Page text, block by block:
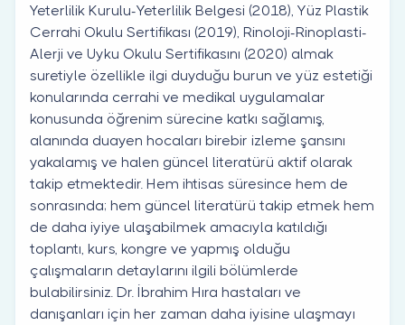
Yeterlilik Kurulu-Yeterlilik Belgesi (2018), Yüz Plastik
Cerrahi Okulu Sertifikası (2019), Rinoloji-Rinoplasti-
Alerji ve Uyku Okulu Sertifikasını (2020) almak
suretiyle özellikle ilgi duyduğu burun ve yüz estetiği
konularında cerrahi ve medikal uygulamalar
konusunda öğrenim sürecine katkı sağlamış,
alanında duayen hocaları birebir izleme şansını
yakalamış ve halen güncel literatürü aktif olarak
takip etmektedir. Hem ihtisas süresince hem de
sonrasında; hem güncel literatürü takip etmek hem
de daha iyiye ulaşabilmek amacıyla katıldığı
toplantı, kurs, kongre ve yapmış olduğu
çalışmaların detaylarını ilgili bölümlerde
bulabilirsiniz. Dr. İbrahim Hıra hastaları ve
danışanları için her zaman daha iyisine ulaşmayı